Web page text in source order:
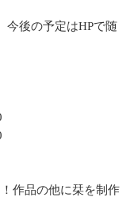
今後の予定はHPで随
品の他に栞を制作